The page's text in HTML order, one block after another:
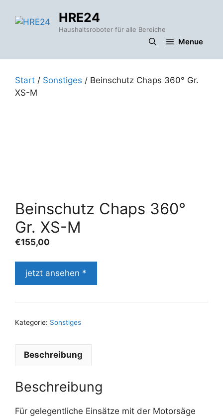
Inhalt
HRE24
Haushaltsroboter für alle Bereiche
Menue
Start / Sonstiges / Beinschutz Chaps 360° Gr.
XS-M
Beinschutz Chaps 360°
Gr. XS-M
€155,00
jetzt ansehen *
Kategorie: Sonstiges
Beschreibung
Beschreibung
Für gelegentliche Einsätze mit der Motorsäge